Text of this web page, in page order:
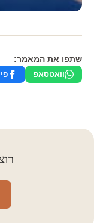
שתפו את המאמר:
וואטסאפ